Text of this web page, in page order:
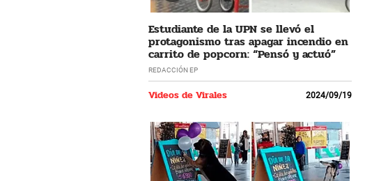
Estudiante de la UPN se llevó el
protagonismo tras apagar incendio en
carrito de popcorn: “Pensó y actuó”
REDACCIÓN EP
Videos de Virales 2024/09/19